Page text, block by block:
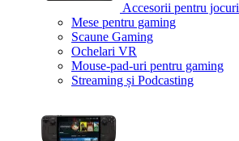
Accesorii pentru jocuri
Mese pentru gaming
Scaune Gaming
Ochelari VR
Mouse-pad-uri pentru gaming
Streaming și Podcasting